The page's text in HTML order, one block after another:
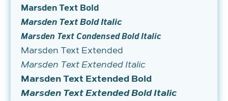
Marsden Text Bold
Marsden Text Bold Italic
Marsden Text Condensed Bold Italic
Marsden Text Extended
Marsden Text Extended Italic
Marsden Text Extended Bold
Marsden Text Extended Bold Italic